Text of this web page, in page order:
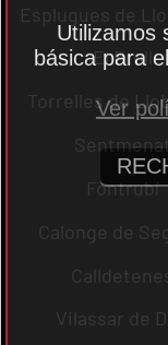
Esplugues de
El Brull
Torrelles de
Fontrubí
Calonge de
Vilassar de
Utilizamos
básica para
Ver